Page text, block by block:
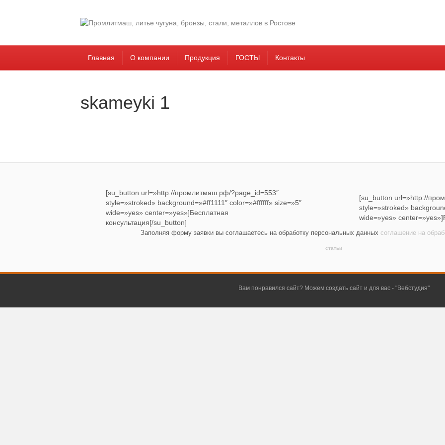
Главная О компании Продукция ГОСТЫ Контакты
skameyki 1
[su_button url=»http://промлитмаш.рф/?page_id=553″
style=»stroked» background=»#ff1111″ color=»#ffffff» size=»5″
wide=»yes» center=»yes»]Бесплатная
консультация[/su_button]
[su_button url=»http://
style=»stroked»
wide=»yes»
Заполняя форму заявки вы соглашаетесь на обработку персональных данных соглашение на
статьи
Вам понравился сайт? Можем создать сайт и для вас - "Вебстудия"